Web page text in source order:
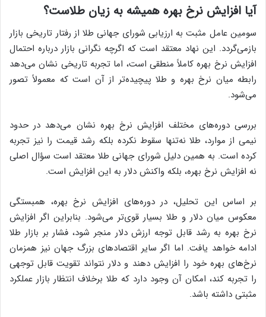
آیا افزایش نرخ بهره همیشه به زیان طلاست؟
سومین عامل مثبت به ارزیابی شورای جهانی طلا از رفتار تاریخی بازار
بازمی‌گردد. این نهاد معتقد است که اگرچه نگرانی بازار درباره احتمال
افزایش نرخ بهره کاملاً منطقی است، اما تجربه تاریخی نشان می‌دهد
رابطه میان نرخ بهره و طلا پیچیده‌تر از آن است که معمولاً تصور
می‌شود.
بررسی دوره‌های مختلف افزایش نرخ بهره نشان می‌دهد در حدود
نیمی از موارد، طلا نه‌تنها سقوط نکرده بلکه رشد قیمت را نیز تجربه
کرده است. به همین دلیل شورای جهانی طلا معتقد است سؤال اصلی
نه افزایش نرخ بهره، بلکه واکنش دلار به این افزایش است.
بر اساس این تحلیل، در دوره‌های افزایش نرخ بهره، همبستگی
معکوس میان دلار و طلا بسیار قوی‌تر می‌شود. بنابراین اگر افزایش
نرخ بهره به رشد قابل توجه ارزش دلار منجر شود، فشار بر بازار طلا
ادامه خواهد یافت. اما اگر سایر اقتصادهای بزرگ جهان نیز همزمان
نرخ‌های بهره خود را افزایش دهند و دلار نتواند تقویت قابل توجهی
را تجربه کند، امکان آن وجود دارد که طلا برخلاف انتظار بازار عملکرد
مثبتی داشته باشد.